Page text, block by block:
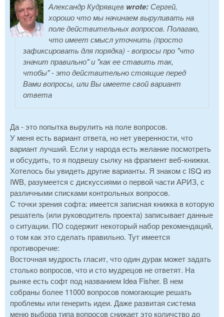
Александр Кудрявцев wrote:Сергей,
хорошо что мы начинаем выруливать на
поле действительных вопросов. Полагаю,
что имеет смысл уточнить (просто
зафиксировать для порядка) - вопросы про "что
значит правильно" и "как ее ставить так,
чтобы" - это действительно стоящие перед
Вами вопросы, или Вы имеете свой вариант
ответа
Да - это попытка вырулить на поле вопросов.
У меня есть вариант ответа, но нет уверенности, что
вариант лучший. Если у народа есть желание посмотреть
и обсудить, то я подвешу сылку на фрагмент веб-книжки.
Хотелось бы увидеть другие варианты. Я знаком с ISQ из
IWB, разумеется с дискуссиями о первой части АРИЗ, с
различными списками контрольных вопросов.
С точки зрения софта: имеется записная книжка в которую
решатель (или руководитель проекта) записывает данные
о ситуации. ПО содержит некоторый набор рекомендаций,
о том как это сделать правильно. Тут имеется
противоречие:
Восточная мудрость гласит, что один дурак может задать
столько вопросов, что и сто мудрецов не ответят. На
рынке есть софт под названием Idea Fisher. В нем
собраны более 11000 вопросов помогающие решать
проблемы или генерить идеи. Даже развитая система
меню выбора типа вопросов снижает это количство до